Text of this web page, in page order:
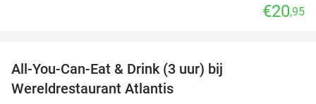
€20,95
All-You-Can-Eat & Drink (3 uur) bij
Wereldrestaurant Atlantis